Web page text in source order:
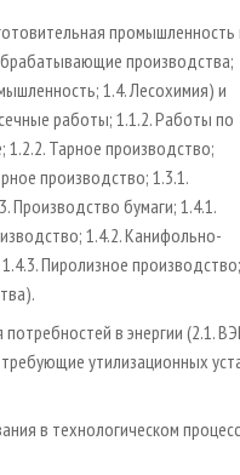
промышленность
производства;
1.4. Лесохимия) и
работы; 1.1.2. Работы по
1.2.2. Тарное производство;
производство; 1.3.1.
Производство бумаги; 1.4.1.
1.4.2. Канифольно-
Пиролизное производство;
в энергии (2.1.
утилизационных
в технологическом